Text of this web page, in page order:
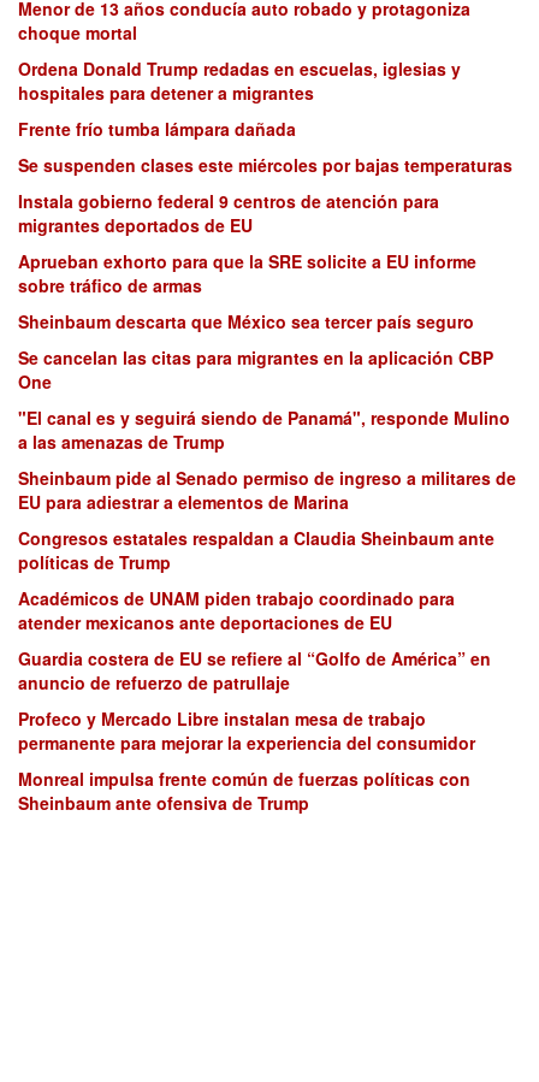
Menor de 13 años conducía auto robado y protagoniza
choque mortal
Ordena Donald Trump redadas en escuelas, iglesias y
hospitales para detener a migrantes
Frente frío tumba lámpara dañada
Se suspenden clases este miércoles por bajas temperaturas
Instala gobierno federal 9 centros de atención para
migrantes deportados de EU
Aprueban exhorto para que la SRE solicite a EU informe
sobre tráfico de armas
Sheinbaum descarta que México sea tercer país seguro
Se cancelan las citas para migrantes en la aplicación CBP
One
"El canal es y seguirá siendo de Panamá", responde Mulino
a las amenazas de Trump
Sheinbaum pide al Senado permiso de ingreso a militares de
EU para adiestrar a elementos de Marina
Congresos estatales respaldan a Claudia Sheinbaum ante
políticas de Trump
Académicos de UNAM piden trabajo coordinado para
atender mexicanos ante deportaciones de EU
Guardia costera de EU se refiere al “Golfo de América” en
anuncio de refuerzo de patrullaje
Profeco y Mercado Libre instalan mesa de trabajo
permanente para mejorar la experiencia del consumidor
Monreal impulsa frente común de fuerzas políticas con
Sheinbaum ante ofensiva de Trump